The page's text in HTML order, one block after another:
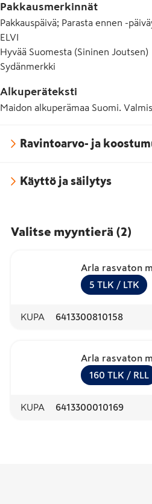
Pakkausmerkinnät
Pakkauspäivä; Parasta ennen -
ELVI
Hyvää Suomesta (Sininen Joutsen)
Sydänmerkki
Alkuperäteksti
Maidon alkuperämaa Suomi.
Ravintoarvo- ja
Käyttö ja säilytys
Valitse myyntierä (2)
Arla rasvaton
5 TLK / LTK
KUPA 6413300810158
Arla rasvaton
160 TLK / RLL
KUPA 6413300010169